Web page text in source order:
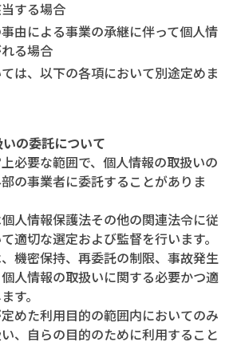
する場合
由による事業の承継に伴って個人情
る場合
は、以下の各項において別途定めま
の委託について
必要な範囲で、個人情報の取扱いの
の事業者に委託することがありま
人情報保護法その他の関連法令に従
適切な選定および監督を行います。
機密保持、再委託の制限、事故発生
人情報の取扱いに関する必要かつ適
す。
めた利用目的の範囲内においてのみ
、自らの目的のために利用すること